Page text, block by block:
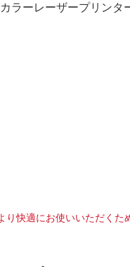
ラーレーザープリンタ
り快適にお使いいただくた